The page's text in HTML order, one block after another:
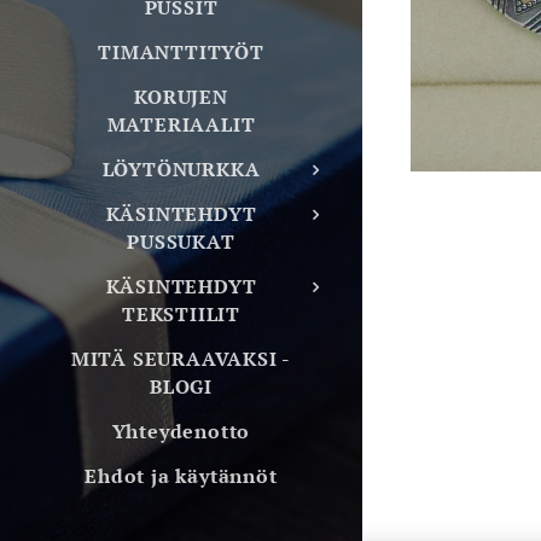
PUSSIT
TIMANTTITYÖT
KORUJEN
MATERIAALIT
LÖYTÖNURKKA
KÄSINTEHDYT
PUSSUKAT
KÄSINTEHDYT
TEKSTIILIT
MITÄ SEURAAVAKSI -
BLOGI
Yhteydenotto
Ehdot ja käytännöt